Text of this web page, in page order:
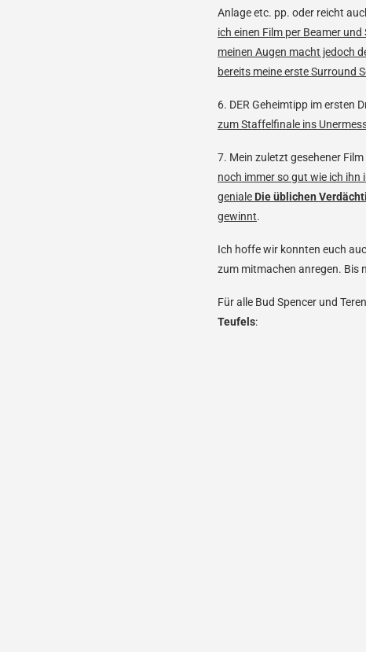
Anlage etc. pp. oder reicht
ich einen Film per Beamer
meinen Augen macht jedoch
bereits meine erste Surround
6. DER Geheimtipp im ersten
zum Staffelfinale ins
7. Mein zuletzt gesehener
noch immer so gut wie ich ihn
geniale Die üblichen
gewinnt.
Ich hoffe wir konnten euch
zum mitmachen anregen. Bis
Für alle Bud Spencer und
Teufels: